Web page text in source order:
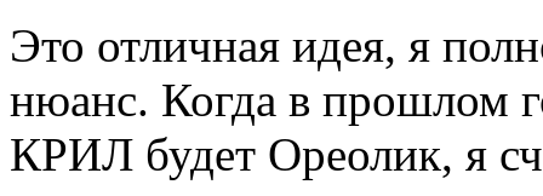
Это отличная идея, я
нюанс. Когда в прошлом
КРИЛ будет Ореолик, я